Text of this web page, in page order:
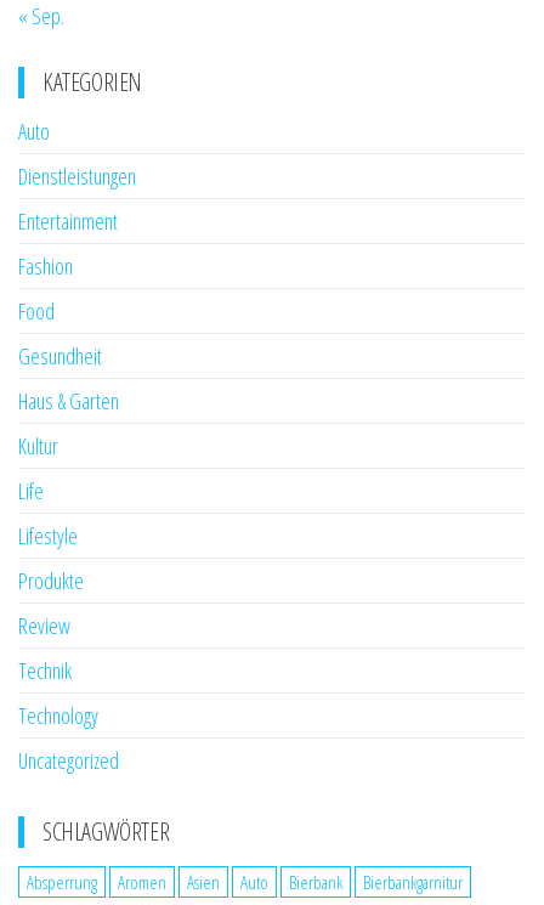
« Sep.
KATEGORIEN
Auto
Dienstleistungen
Entertainment
Fashion
Food
Gesundheit
Haus & Garten
Kultur
Life
Lifestyle
Produkte
Review
Technik
Technology
Uncategorized
SCHLAGWÖRTER
Absperrung Aromen Asien Auto Bierbank Bierbankgarnitur